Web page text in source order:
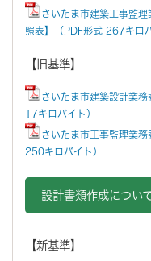
さいたま市建築工事監
照表】（PDF形式 267キロ
【旧基準】
さいたま市建築設計業
17キロバイト）
さいたま市工事監理業
250キロバイト）
設計書類作成につい
【新基準】